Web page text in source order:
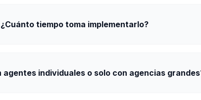
¿Cuánto tiempo toma implementarlo?
agentes individuales o solo con agencias